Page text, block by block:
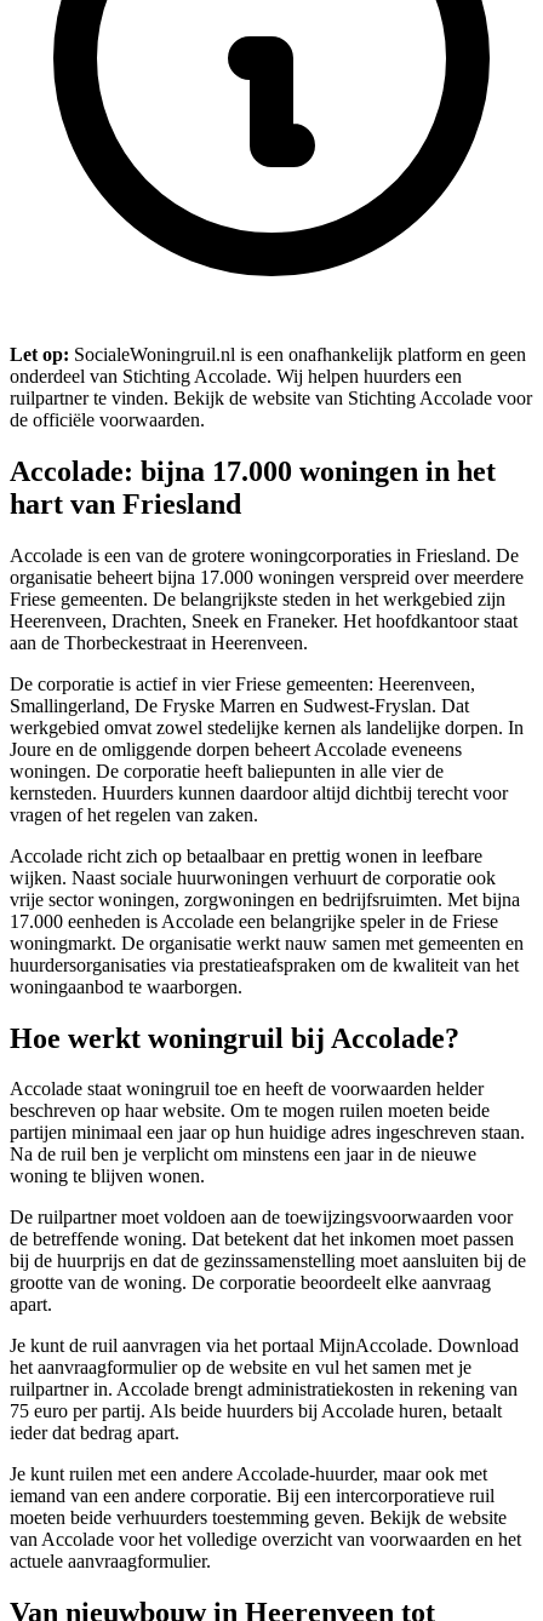
Let op: SocialeWoningruil.nl is een onafhankelijk platform en geen
onderdeel van Stichting Accolade. Wij helpen huurders een
ruilpartner te vinden. Bekijk de website van Stichting Accolade voor
de officiële voorwaarden.
Accolade: bijna 17.000 woningen in het
hart van Friesland
Accolade is een van de grotere woningcorporaties in Friesland. De
organisatie beheert bijna 17.000 woningen verspreid over meerdere
Friese gemeenten. De belangrijkste steden in het werkgebied zijn
Heerenveen, Drachten, Sneek en Franeker. Het hoofdkantoor staat
aan de Thorbeckestraat in Heerenveen.
De corporatie is actief in vier Friese gemeenten: Heerenveen,
Smallingerland, De Fryske Marren en Sudwest-Fryslan. Dat
werkgebied omvat zowel stedelijke kernen als landelijke dorpen. In
Joure en de omliggende dorpen beheert Accolade eveneens
woningen. De corporatie heeft baliepunten in alle vier de
kernsteden. Huurders kunnen daardoor altijd dichtbij terecht voor
vragen of het regelen van zaken.
Accolade richt zich op betaalbaar en prettig wonen in leefbare
wijken. Naast sociale huurwoningen verhuurt de corporatie ook
vrije sector woningen, zorgwoningen en bedrijfsruimten. Met bijna
17.000 eenheden is Accolade een belangrijke speler in de Friese
woningmarkt. De organisatie werkt nauw samen met gemeenten en
huurdersorganisaties via prestatieafspraken om de kwaliteit van het
woningaanbod te waarborgen.
Hoe werkt woningruil bij Accolade?
Accolade staat woningruil toe en heeft de voorwaarden helder
beschreven op haar website. Om te mogen ruilen moeten beide
partijen minimaal een jaar op hun huidige adres ingeschreven staan.
Na de ruil ben je verplicht om minstens een jaar in de nieuwe
woning te blijven wonen.
De ruilpartner moet voldoen aan de toewijzingsvoorwaarden voor
de betreffende woning. Dat betekent dat het inkomen moet passen
bij de huurprijs en dat de gezinssamenstelling moet aansluiten bij de
grootte van de woning. De corporatie beoordeelt elke aanvraag
apart.
Je kunt de ruil aanvragen via het portaal MijnAccolade. Download
het aanvraagformulier op de website en vul het samen met je
ruilpartner in. Accolade brengt administratiekosten in rekening van
75 euro per partij. Als beide huurders bij Accolade huren, betaalt
ieder dat bedrag apart.
Je kunt ruilen met een andere Accolade-huurder, maar ook met
iemand van een andere corporatie. Bij een intercorporatieve ruil
moeten beide verhuurders toestemming geven. Bekijk de website
van Accolade voor het volledige overzicht van voorwaarden en het
actuele aanvraagformulier.
Van nieuwbouw in Heerenveen tot